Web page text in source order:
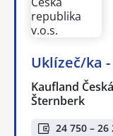
Uklízeč/ka
Kaufland
Šternberk
24 750 – 26